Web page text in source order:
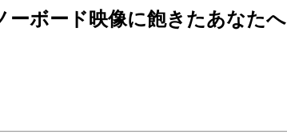
ーボード映像に飽きたあなた